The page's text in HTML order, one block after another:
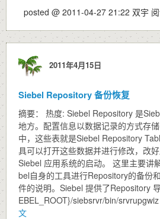
posted @ 2011-04-27 21:22 双宇
2011年4月15日
Siebel Repository 备份恢复
摘要： 热度: Siebel Repository 是
地方。配置信息以数据记录的方式存
中，这些表就是Siebel Repository
具可以打开这些数据并进行修改，改
Siebel 应用系统的启动。 这里主要讲
bel自身的工具进行Repository的备份
件的说明。Siebel 提供了Repository
EBEL_ROOT}/siebsrvr/bin/
文